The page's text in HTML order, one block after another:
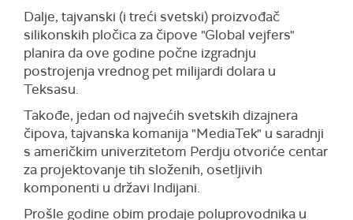
Dalje, tajvanski (i treći svetski) proizvođač
silikonskih pločica za čipove "Global vejfers"
planira da ove godine počne izgradnju
postrojenja vrednog pet milijardi dolara u
Teksasu.
Takođe, jedan od najvećih svetskih dizajnera
čipova, tajvanska komanija "MediaTek" u saradnji
s američkim univerzitetom Perdju otvoriće centar
za projektovanje tih složenih, osetljivih
komponenti u državi Indijani.
Prošle godine obim prodaje poluprovodnika u